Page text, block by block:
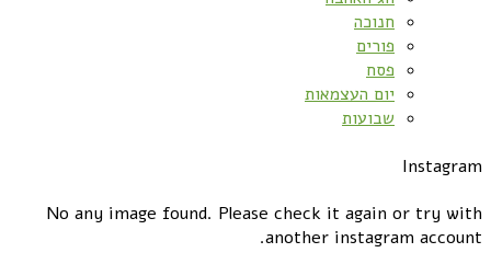
חנוכה
פורים
פסח
יום העצמאות
שבועות
Instagram
No any image found. Please check it again or try with
another instagram account.